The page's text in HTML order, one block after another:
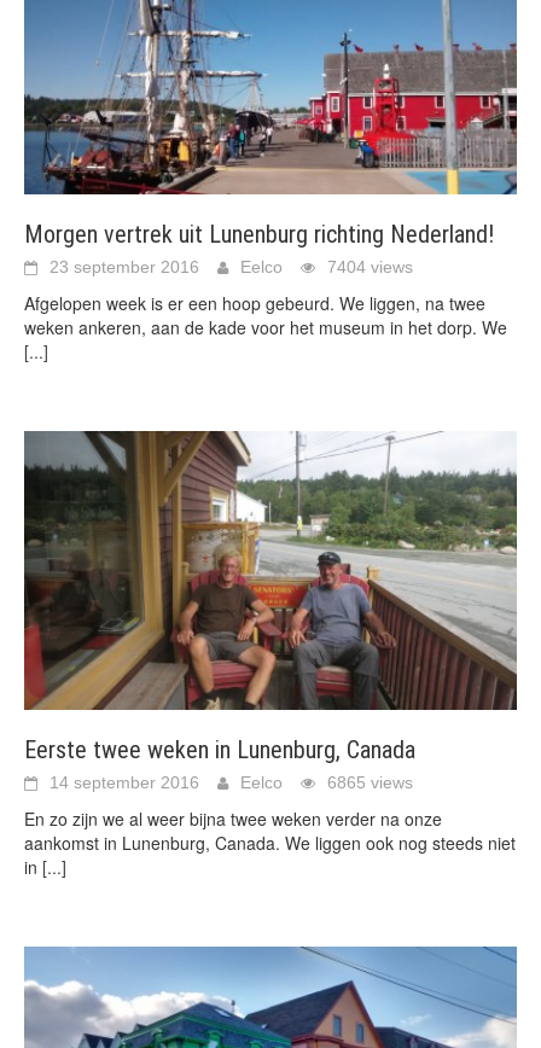
Morgen vertrek uit Lunenburg richting Nederland!
23 september 2016 Eelco 7404 views
Afgelopen week is er een hoop gebeurd. We liggen, na twee
weken ankeren, aan de kade voor het museum in het dorp. We
[...]
Eerste twee weken in Lunenburg, Canada
14 september 2016 Eelco 6865 views
En zo zijn we al weer bijna twee weken verder na onze
aankomst in Lunenburg, Canada. We liggen ook nog steeds niet
in [...]